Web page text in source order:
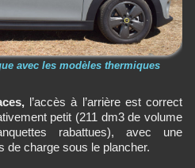
avec les modèles thermiques
l’accès à l’arrière est correct
petit (211 dm3 de volume
rabattues), avec une
de charge sous le plancher.